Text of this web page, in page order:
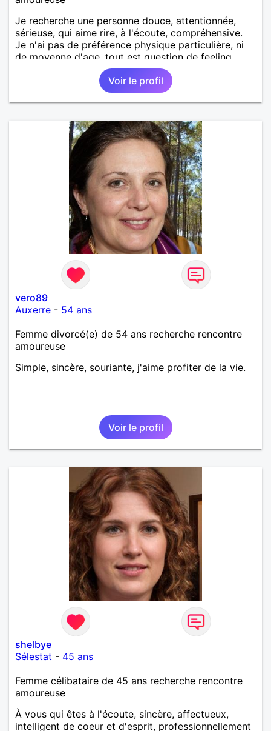
Je recherche une personne douce, attentionnée,
sérieuse, qui aime rire, à l'écoute, compréhensive.
Je n'ai pas de préférence physique particulière, ni
de moyenne d'age, tout est question de feeling.
Voir le profil
vero89
Auxerre - 54 ans
Femme divorcé(e) de 54 ans recherche rencontre
amoureuse
Simple, sincère, souriante, j'aime profiter de la vie.
Voir le profil
shelbye
Sélestat - 45 ans
Femme célibataire de 45 ans recherche rencontre
amoureuse
À vous qui êtes à l'écoute, sincère, affectueux,
intelligent de coeur et d'esprit, professionnellement